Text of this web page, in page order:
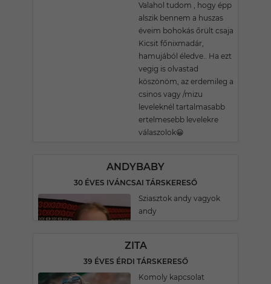
Valahol tudom , hogy épp
alszik bennem a huszas
éveim bohokás őrült csaja
Kicsit főnixmadár,
hamujából éledve.. Ha ezt
vegig is olvastad
köszönöm, az erdemileg a
csinos vagy /mizu
leveleknél tartalmasabb
ertelmesebb levelekre
válaszolok😀
ANDYBABY
30 ÉVES IVÁNCSAI TÁRSKERESŐ
Sziasztok andy vagyok
andy
ZITA
39 ÉVES ÉRDI TÁRSKERESŐ
Komoly kapcsolat